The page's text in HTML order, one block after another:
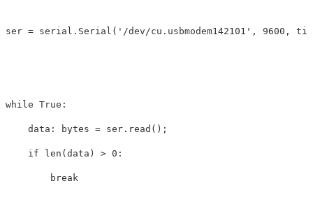
ser = serial . Serial ( '/dev/cu.usbmodem142101' , 9600 ,
while True :
data : bytes = ser . read ();
if len (data ) > 0 :
break